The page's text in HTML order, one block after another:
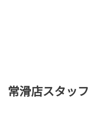
常滑店スタッ